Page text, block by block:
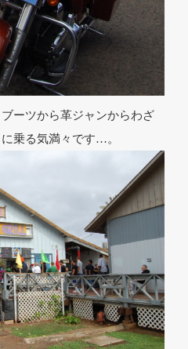
ーツから革ジャンからわざ
乗る気満々です…。